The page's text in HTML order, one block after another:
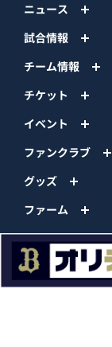
ニュース
試合情報
チーム情報
チケット
イベント
ファンクラブ
グッズ
ファーム
エンタメ
スタジアム